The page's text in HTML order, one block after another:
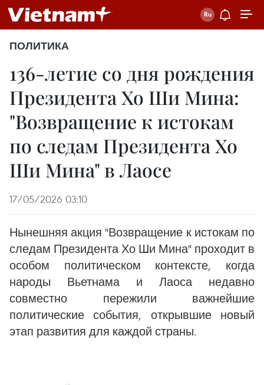
ПОЛИТИКА
136-летие со дня рождения
Президента Хо Ши Мина:
"Возвращение к истокам
по следам Президента Хо
Ши Мина" в Лаосе
17/05/2026 03:10
Нынешняя акция "Возвращение к истокам по
следам Президента Хо Ши Мина" проходит в
особом политическом контексте, когда
народы Вьетнама и Лаоса недавно
совместно пережили важнейшие
политические события, открывшие новый
этап развития для каждой страны.